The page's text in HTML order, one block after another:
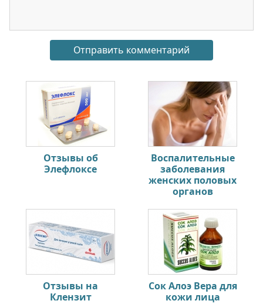
Отзывы об
Элефлоксе
Воспалительные
заболевания
женских половых
органов
Отзывы на
Клензит
Сок Алоэ Вера для
кожи лица